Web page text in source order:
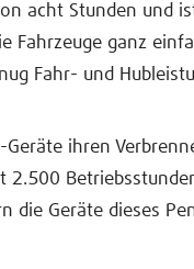
acht Stunden und
Fahrzeuge ganz
Fahr- und
ihren
die Geräte dieses